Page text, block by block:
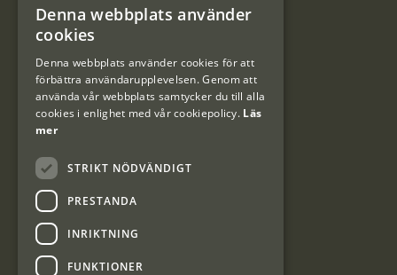
Användarvillkor
#Interjaktfamily
Kundklubb
Information om kundklubben.
SWEDISH
Denna webbplats använder
cookies
Denna webbplats använder cookies för att
förbättra användarupplevelsen. Genom att
använda vår webbplats samtycker du till alla
cookies i enlighet med vår cookiepolicy. Läs
mer
STRIKT NÖDVÄNDIGT
PRESTANDA
INRIKTNING
FUNKTIONER